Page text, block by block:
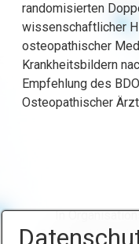
randomisierten
wissenschaftlicher
osteopathischer
Krankheitsbildern
Empfehlung des
Osteopathischer
In
Osteopathie und